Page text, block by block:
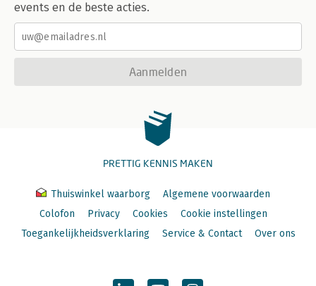
events en de beste acties.
Aanmelden
PRETTIG KENNIS MAKEN
Thuiswinkel waarborg
Algemene voorwaarden
Colofon
Privacy Cookies
Cookie instellingen
Toegankelijkheidsverklaring
Service & Contact Over ons